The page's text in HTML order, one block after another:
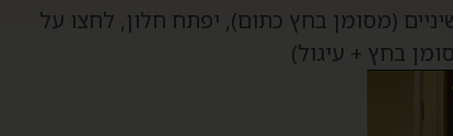
(מסומן בחץ כתום), יפתח חלון, לחצו על
בחץ + עיגול)